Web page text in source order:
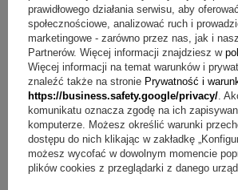
lub zdjęciem
tekturowe pudełko logowane Parkera
gwarancja producenta - 2 lata
Q&A w skrócie o matowoczarnym
Pytanie:Jak wygląda personalizacja
Odpowiedź:Wykonujemy dowolny,
laserowy na korpusie obu artykułów
maksymalnie 30 znaków.
prawidłowego działania serwisu, aby
społecznościowe, analizować ruch i
marketingowe - zarówno przez nas, jak i
Partnerów. Więcej informacji znajdziesz w
Więcej informacji na temat warunków i
znaleźć także na stronie Prywatność i
https://business.safety.google/privacy/.
komunikatu oznacza zgodę na ich
komputerze. Możesz określić warunki
dostępu do nich klikając w zakładkę
możesz wycofać w dowolnym momencie
plików cookies z przeglądarki z danego